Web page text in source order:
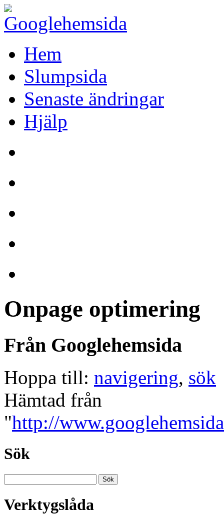
Hem
Slumpsida
Senaste ändringar
Hjälp
Onpage optimering
Från Googlehemsida
Hoppa till: navigering, sök
Hämtad från
"http://
Sök
Verktygslåda